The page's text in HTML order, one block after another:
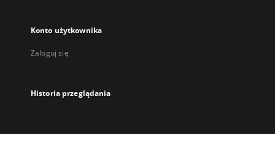
Konto użytkownika
Zaloguj się
Historia przeglądania